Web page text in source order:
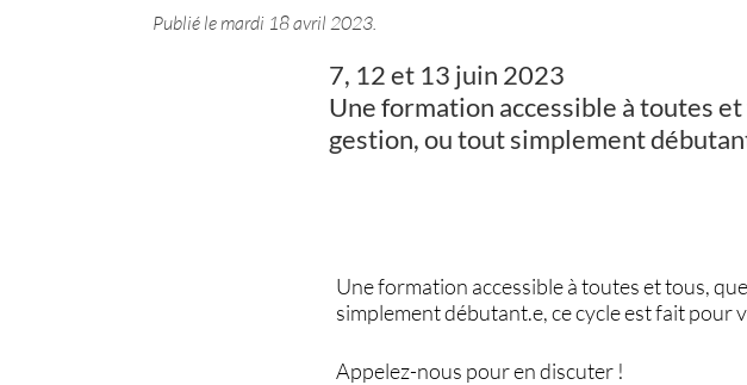
Publié le mardi 18 avril 2023.
7, 12 et 13 juin 2023
Une formation accessible à toutes
gestion, ou tout simplement
Une formation accessible à toutes et tous,
simplement débutant.e, ce cycle est fait pour
Appelez-nous pour en discuter !